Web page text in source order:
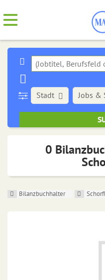
Stadt Jobs &
0
Bilanzbuchhalter